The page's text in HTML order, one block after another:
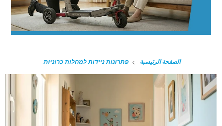
الصفحة الرئيسية פתרונות ניידות למחלות כרוניות